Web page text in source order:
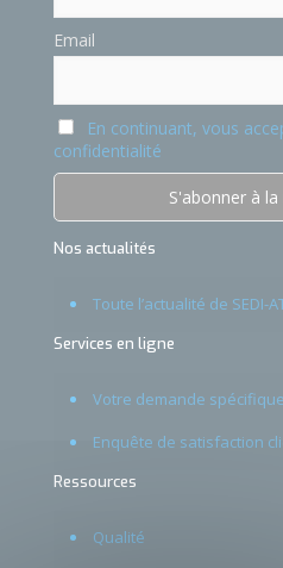
Email
En continuant, vous
confidentialité
Nos actualités
Toute l’actualité de SEDI-
Services en ligne
Votre demande spécifique
Enquête de satisfaction
Ressources
Qualité